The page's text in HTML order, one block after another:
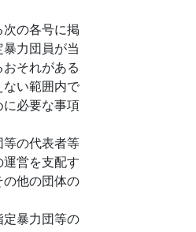
の各号に掲
力団員が当
それがある
い範囲内で
必要な事項
の代表者等
営を支配す
他の団体の
暴力団等の